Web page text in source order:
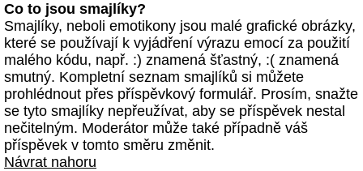
Co to jsou smajlíky?
Smajlíky, neboli emotikony jsou malé grafické obrázky,
které se používají k vyjádření výrazu emocí za použití
malého kódu, např. :) znamená šťastný, :( znamená
smutný. Kompletní seznam smajlíků si můžete
prohlédnout přes příspěvkový formulář. Prosím, snažte
se tyto smajlíky nepřeužívat, aby se příspěvek nestal
nečitelným. Moderátor může také případně váš
příspěvek v tomto směru změnit.
Návrat nahoru